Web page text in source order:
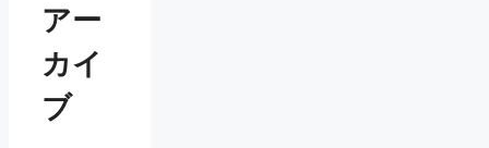
アー
カイ
ブ